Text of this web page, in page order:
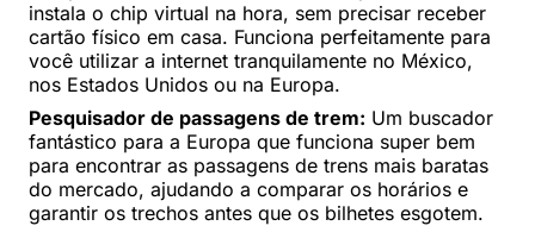
instala o chip virtual na hora, sem precisar receber
cartão físico em casa. Funciona perfeitamente para
você utilizar a internet tranquilamente no México,
nos Estados Unidos ou na Europa.
Pesquisador de passagens de trem: Um buscador
fantástico para a Europa que funciona super bem
para encontrar as passagens de trens mais baratas
do mercado, ajudando a comparar os horários e
garantir os trechos antes que os bilhetes esgotem.